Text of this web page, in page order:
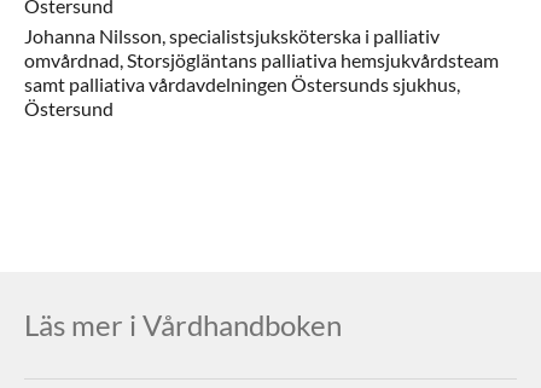
Östersund
Johanna Nilsson,specialistsjuksköterska i palliativ
omvårdnad,Storsjögläntans palliativa hemsjukvårdsteam
samt palliativa vårdavdelningen Östersunds sjukhus,
Östersund
Läs mer i Vårdhandboken